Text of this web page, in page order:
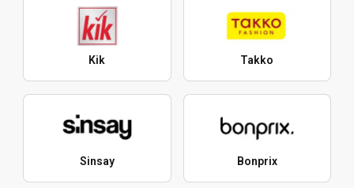
Kik Takko
Sinsay Bonprix